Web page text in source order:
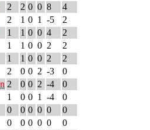
2 2 0 0 8
4
2 1 0 1 -5
2
1 1 0 0 4
2
1 1 0 0 2
2
1 1 0 0 2
2
2 0 0 2 -3
0
2 0 0 2 -4
0
1 0 0 1 -4
0
0 0 0 0 0
0
0 0 0 0 0
0